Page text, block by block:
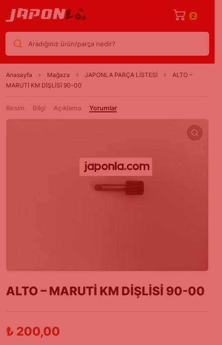
2
Aradığınız ürün/parça nedir?
Anasayfa Mağaza JAPONLA PARÇA LİSTESİ
ALTO –
MARUTİ KM DİŞLİSİ 90-00
Resim Bilgi Açıklama Yorumlar
ALTO – MARUTİ KM DİŞLİSİ 90-00
₺ 200,00